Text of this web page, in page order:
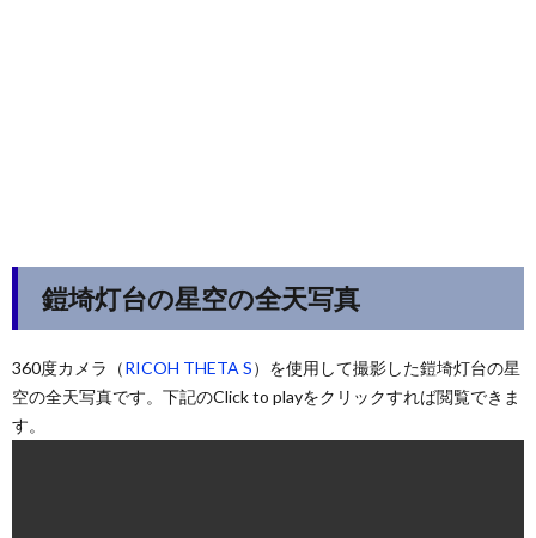
鎧埼灯台の星空の全天写真
360度カメラ（RICOH THETA S）を使用して撮影した鎧埼灯台の星
空の全天写真です。下記のClick to playをクリックすれば閲覧できま
す。